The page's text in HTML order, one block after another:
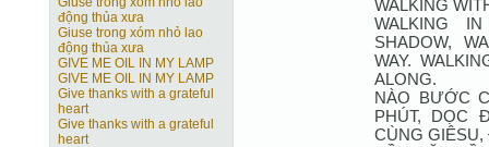
động thủa xưa
Giuse trong xóm nhỏ lao
động thủa xưa
GIVE ME OIL IN MY LAMP
GIVE ME OIL IN MY LAMP
Give thanks with a grateful
heart
Give thanks with a grateful
heart
WALKING
WALKING
SHADOW,
WAY.
ALONG.
NÀO BƯỚC
PHÚT, DỌC
CÙNG